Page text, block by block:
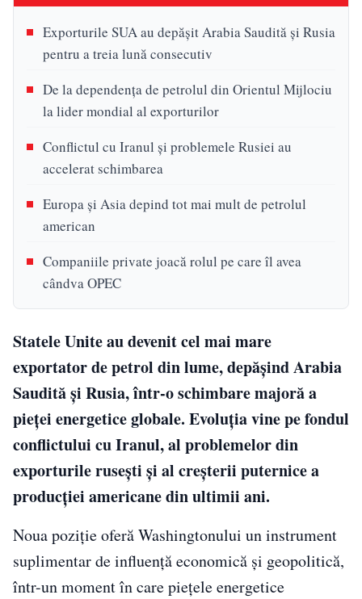
Exporturile SUA au depășit Arabia Saudită și Rusia
pentru a treia lună consecutiv
De la dependența de petrolul din Orientul Mijlociu
la lider mondial al exporturilor
Conflictul cu Iranul și problemele Rusiei au
accelerat schimbarea
Europa și Asia depind tot mai mult de petrolul
american
Companiile private joacă rolul pe care îl avea
cândva OPEC
Statele Unite au devenit cel mai mare
exportator de petrol din lume, depășind Arabia
Saudită și Rusia, într-o schimbare majoră a
pieței energetice globale. Evoluția vine pe fondul
conflictului cu Iranul, al problemelor din
exporturile rusești și al creșterii puternice a
producției americane din ultimii ani.
Noua poziție oferă Washingtonului un instrument
suplimentar de influență economică și geopolitică,
într-un moment în care piețele energetice